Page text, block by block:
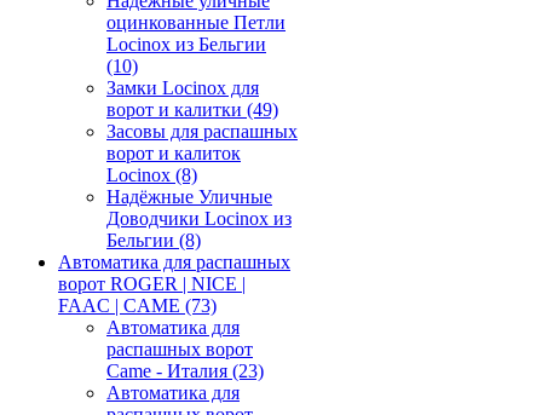
оцинкованные Петли
Locinox из Бельгии
(10)
Замки Locinox для
ворот и калитки (49)
Засовы для распашных
ворот и калиток
Locinox (8)
Надёжные Уличные
Доводчики Locinox из
Бельгии (8)
Автоматика для распашных
ворот ROGER | NICE |
FAAC | CAME (73)
Автоматика для
распашных ворот
Came - Италия (23)
Автоматика для